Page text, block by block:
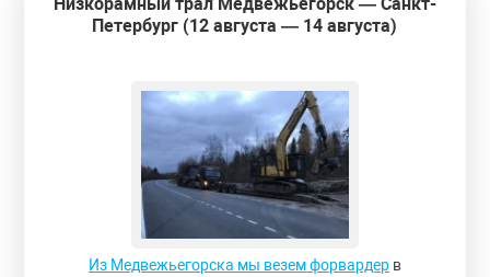
Низкорамный трал Медвежьегорск — Санкт-
Петербург (12 августа — 14 августа)
Из Медвежьегорска мы везем форвардерв